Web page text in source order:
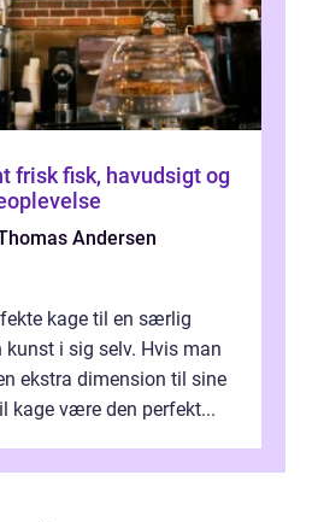
Andersen
kage til en særlig
kunst i sig selv. Hvis man
ekstra dimension til sine
kage være den perfekt...